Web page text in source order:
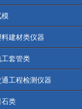
模
料建材类仪器
工套管类
通工程检测仪器
石类